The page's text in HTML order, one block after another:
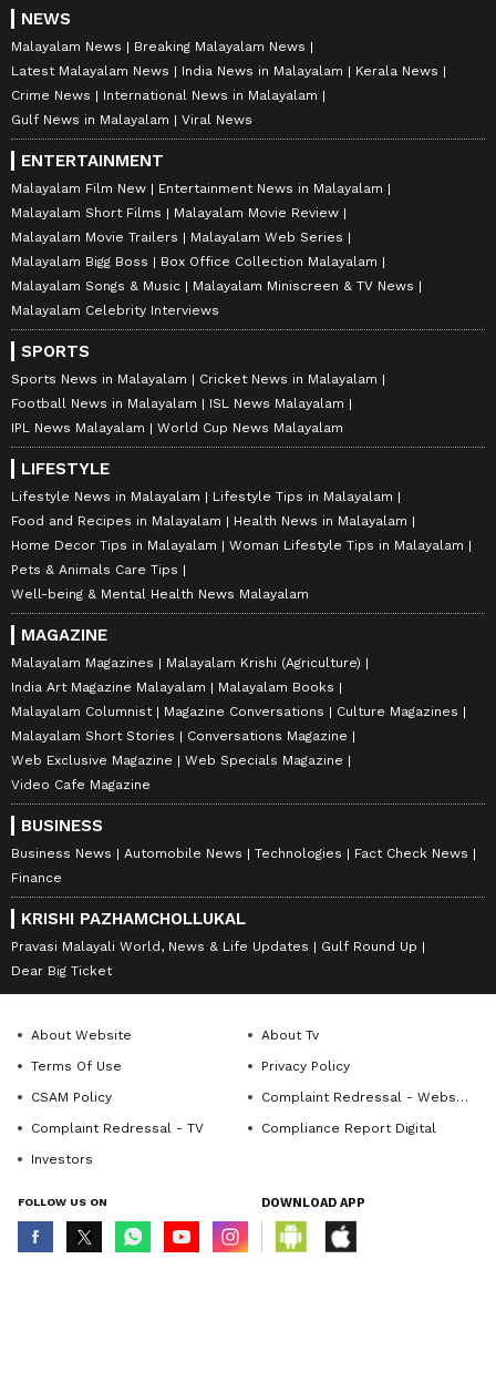
NEWS
Malayalam News
Breaking Malayalam News
Latest Malayalam News
India News in Malayalam
Kerala News
Crime News
International News in Malayalam
Gulf News in Malayalam
Viral News
ENTERTAINMENT
Malayalam Film New
Entertainment News in Malayalam
Malayalam Short Films
Malayalam Movie Review
Malayalam Movie Trailers
Malayalam Web Series
Malayalam Bigg Boss
Box Office Collection Malayalam
Malayalam Songs & Music
Malayalam Miniscreen & TV News
Malayalam Celebrity Interviews
SPORTS
Sports News in Malayalam
Cricket News in Malayalam
Football News in Malayalam
ISL News Malayalam
IPL News Malayalam
World Cup News Malayalam
LIFESTYLE
Lifestyle News in Malayalam
Lifestyle Tips in Malayalam
Food and Recipes in Malayalam
Health News in Malayalam
Home Decor Tips in Malayalam
Woman Lifestyle Tips in Malayalam
Pets & Animals Care Tips
Well-being & Mental Health News Malayalam
MAGAZINE
Malayalam Magazines
Malayalam Krishi (Agriculture)
India Art Magazine Malayalam
Malayalam Books
Malayalam Columnist
Magazine Conversations
Culture Magazines
Malayalam Short Stories
Conversations Magazine
Web Exclusive Magazine
Web Specials Magazine
Video Cafe Magazine
BUSINESS
Business News Automobile News Technologies
Fact Check News
Finance
KRISHI PAZHAMCHOLLUKAL
Pravasi Malayali World, News & Life Updates
Gulf Round Up
Dear Big Ticket
About Website
About Tv
Terms Of Use
Privacy Policy
CSAM Policy
Complaint Redressal - Website
Complaint Redressal - TV
Compliance Report Digital
Investors
FOLLOW US ON DOWNLOAD APP